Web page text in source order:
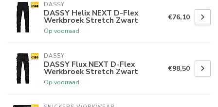
DASSY
DASSY Helix NEXT D-Flex
Werkbroek Stretch Zwart
Op voorraad
€76,10
DASSY
DASSY Flux NEXT D-Flex
Werkbroek Stretch Zwart
Op voorraad
€98,50